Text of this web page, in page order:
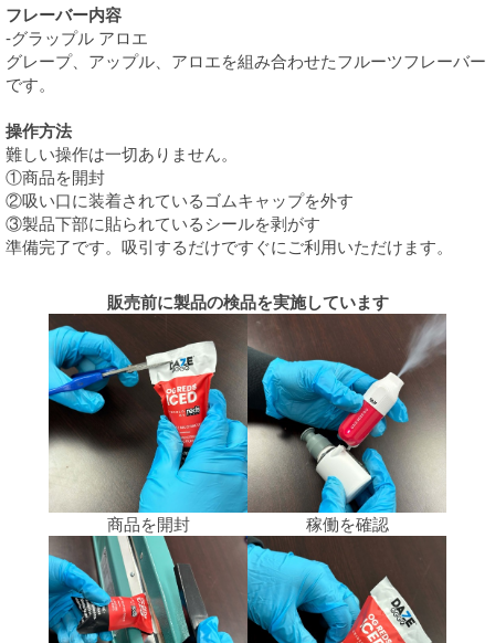
フレーバー内容
-グラップル アロエ
グレープ、アップル、アロエを組み合わせたフルーツフレーバー
です。
操作方法
難しい操作は一切ありません。
①商品を開封
②吸い口に装着されているゴムキャップを外す
③製品下部に貼られているシールを剥がす
準備完了です。吸引するだけですぐにご利用いただけます。
販売前に製品の検品を実施しています
商品を開封 稼働を確認